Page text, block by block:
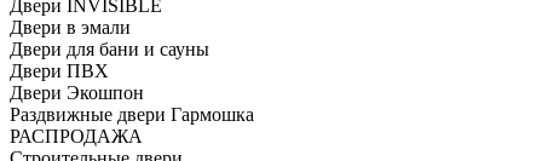
Двери INVISIBLE
Двери в эмали
Двери для бани и сауны
Двери ПВХ
Двери Экошпон
Раздвижные двери Гармошка
РАСПРОДАЖА